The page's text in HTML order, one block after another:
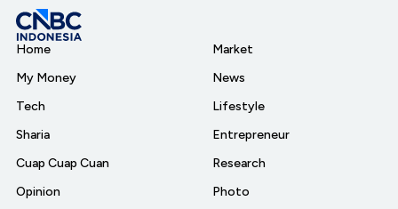
Home
My Money
Tech
Sharia
Cuap Cuap Cuan
Opinion
Market
News
Lifestyle
Entrepreneur
Research
Photo